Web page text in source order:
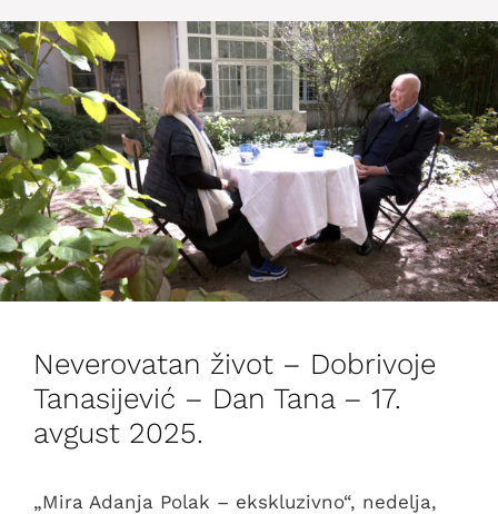
Neverovatan život – Dobrivoje
Tanasijević – Dan Tana – 17.
avgust 2025.
„Mira Adanja Polak – ekskluzivno“, nedelja,